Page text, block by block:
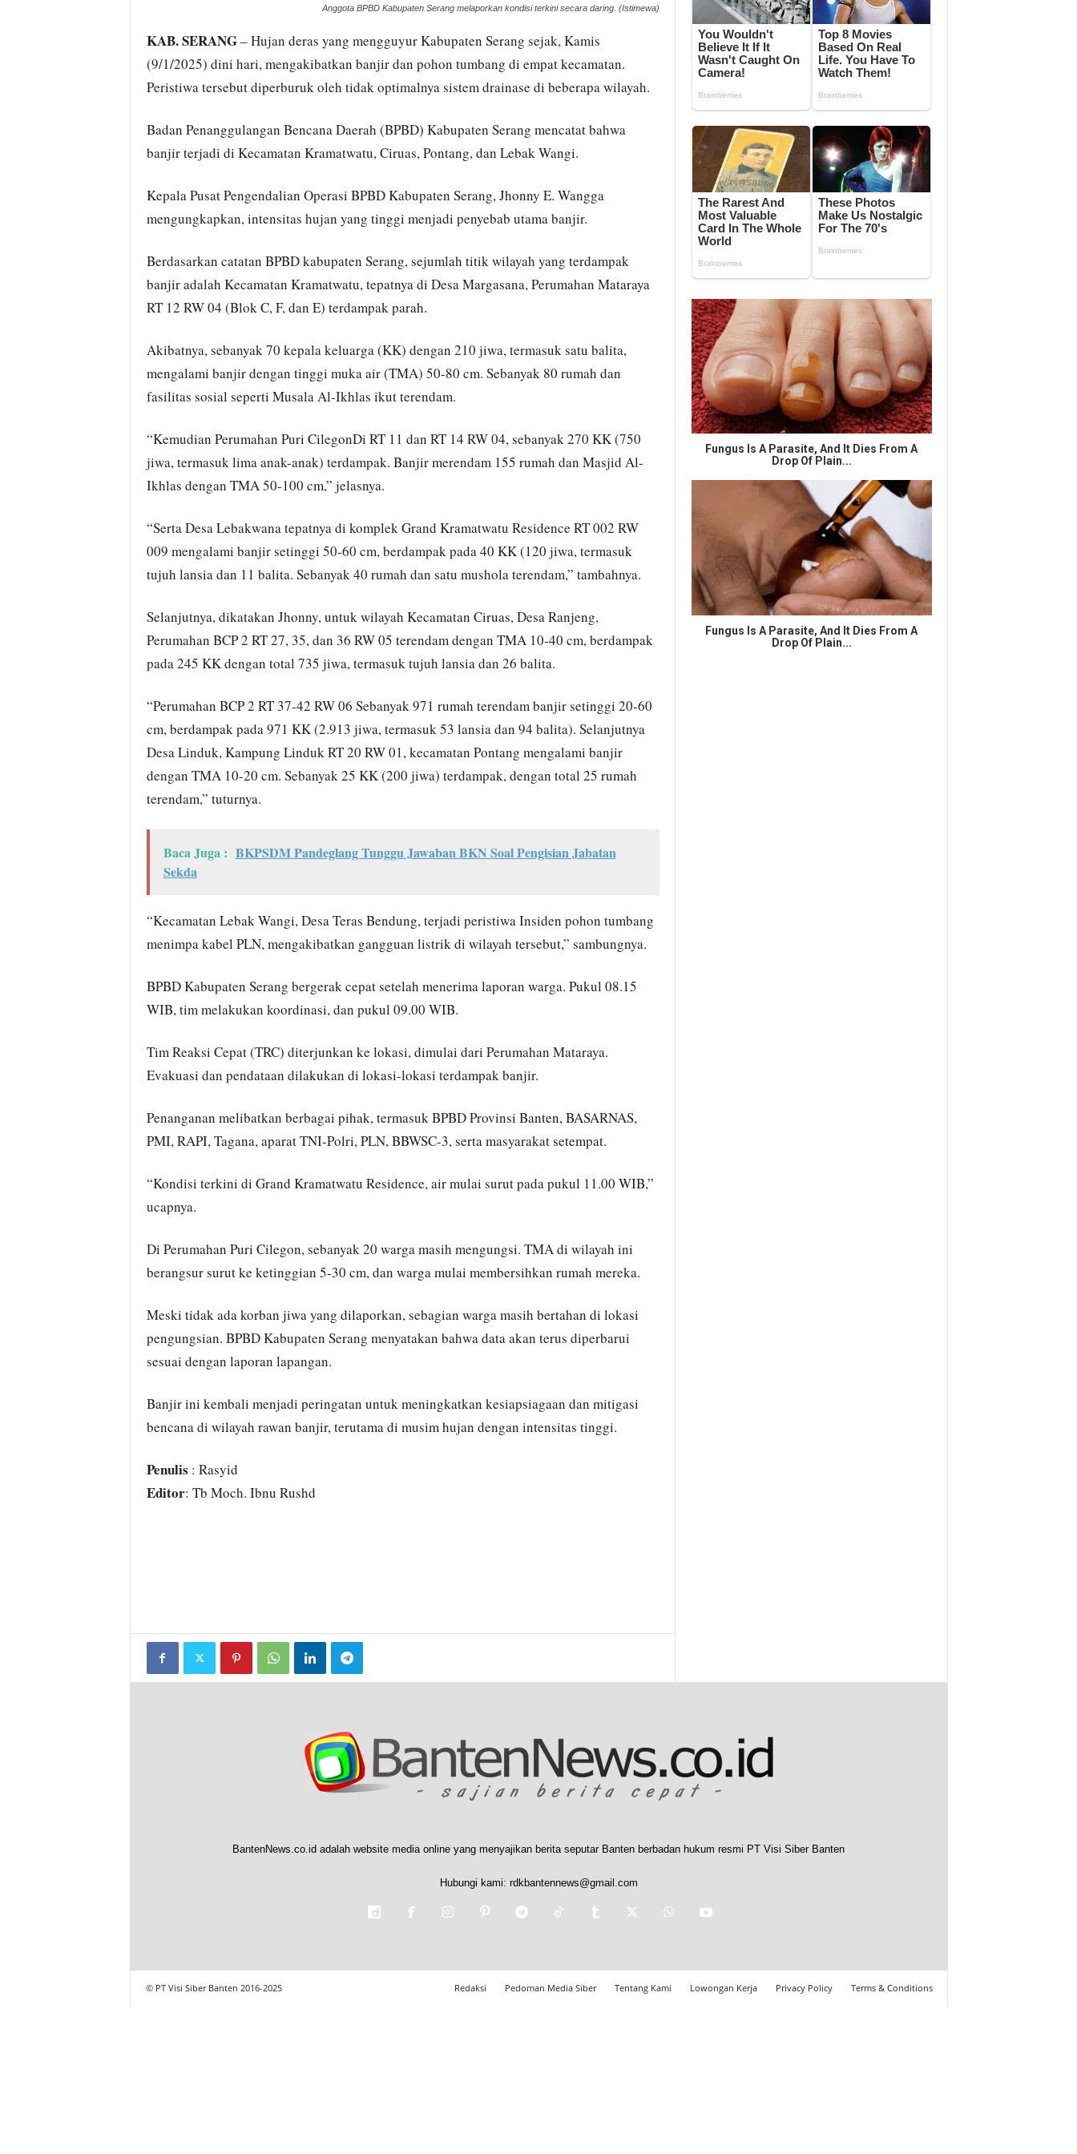
Anggota BPBD Kabupaten Serang melaporkan kondisi terkini secara daring. (Istimewa)
KAB. SERANG– Hujan deras yang mengguyur Kabupaten Serang sejak, Kamis
(9/1/2025) dini hari, mengakibatkan banjir dan pohon tumbang di empat kecamatan.
Peristiwa tersebut diperburuk oleh tidak optimalnya sistem drainase di beberapa wilayah.
Badan Penanggulangan Bencana Daerah (BPBD) Kabupaten Serang mencatat bahwa
banjir terjadi di Kecamatan Kramatwatu, Ciruas, Pontang, dan Lebak Wangi.
Kepala Pusat Pengendalian Operasi BPBD Kabupaten Serang, Jhonny E. Wangga
mengungkapkan, intensitas hujan yang tinggi menjadi penyebab utama banjir.
Berdasarkan catatan BPBD kabupaten Serang, sejumlah titik wilayah yang terdampak
banjir adalah Kecamatan Kramatwatu, tepatnya di Desa Margasana, Perumahan Mataraya
RT 12 RW 04 (Blok C, F, dan E) terdampak parah.
Akibatnya, sebanyak 70 kepala keluarga (KK) dengan 210 jiwa, termasuk satu balita,
mengalami banjir dengan tinggi muka air (TMA) 50-80 cm. Sebanyak 80 rumah dan
fasilitas sosial seperti Musala Al-Ikhlas ikut terendam.
“Kemudian Perumahan Puri CilegonDi RT 11 dan RT 14 RW 04, sebanyak 270 KK (750
jiwa, termasuk lima anak-anak) terdampak. Banjir merendam 155 rumah dan Masjid Al-
Ikhlas dengan TMA 50-100 cm,” jelasnya.
“Serta Desa Lebakwana tepatnya di komplek Grand Kramatwatu Residence RT 002 RW
009 mengalami banjir setinggi 50-60 cm, berdampak pada 40 KK (120 jiwa, termasuk
tujuh lansia dan 11 balita. Sebanyak 40 rumah dan satu mushola terendam,” tambahnya.
Selanjutnya, dikatakan Jhonny, untuk wilayah Kecamatan Ciruas, Desa Ranjeng,
Perumahan BCP 2 RT 27, 35, dan 36 RW 05 terendam dengan TMA 10-40 cm, berdampak
pada 245 KK dengan total 735 jiwa, termasuk tujuh lansia dan 26 balita.
“Perumahan BCP 2 RT 37-42 RW 06 Sebanyak 971 rumah terendam banjir setinggi 20-60
cm, berdampak pada 971 KK (2.913 jiwa, termasuk 53 lansia dan 94 balita). Selanjutnya
Desa Linduk, Kampung Linduk RT 20 RW 01, kecamatan Pontang mengalami banjir
dengan TMA 10-20 cm. Sebanyak 25 KK (200 jiwa) terdampak, dengan total 25 rumah
terendam,” tuturnya.
Baca Juga : BKPSDM Pandeglang Tunggu Jawaban BKN Soal Pengisian Jabatan
Sekda
“Kecamatan Lebak Wangi, Desa Teras Bendung, terjadi peristiwa Insiden pohon tumbang
menimpa kabel PLN, mengakibatkan gangguan listrik di wilayah tersebut,” sambungnya.
BPBD Kabupaten Serang bergerak cepat setelah menerima laporan warga. Pukul 08.15
WIB, tim melakukan koordinasi, dan pukul 09.00 WIB.
Tim Reaksi Cepat (TRC) diterjunkan ke lokasi, dimulai dari Perumahan Mataraya.
Evakuasi dan pendataan dilakukan di lokasi-lokasi terdampak banjir.
Penanganan melibatkan berbagai pihak, termasuk BPBD Provinsi Banten, BASARNAS,
PMI, RAPI, Tagana, aparat TNI-Polri, PLN, BBWSC-3, serta masyarakat setempat.
“Kondisi terkini di Grand Kramatwatu Residence, air mulai surut pada pukul 11.00 WIB,”
ucapnya.
Di Perumahan Puri Cilegon, sebanyak 20 warga masih mengungsi. TMA di wilayah ini
berangsur surut ke ketinggian 5-30 cm, dan warga mulai membersihkan rumah mereka.
Meski tidak ada korban jiwa yang dilaporkan, sebagian warga masih bertahan di lokasi
pengungsian. BPBD Kabupaten Serang menyatakan bahwa data akan terus diperbarui
sesuai dengan laporan lapangan.
Banjir ini kembali menjadi peringatan untuk meningkatkan kesiapsiagaan dan mitigasi
bencana di wilayah rawan banjir, terutama di musim hujan dengan intensitas tinggi.
Penulis : Rasyid
Editor: Tb Moch. Ibnu Rushd
Fungus Is A Parasite, And It Dies From A
Drop Of Plain...
Fungus Is A Parasite, And It Dies From A
Drop Of Plain...
BantenNews.co.id adalah website media online yang menyajikan berita seputar Banten berbadan hukum resmi PT Visi Siber Banten
Hubungi kami: rdkbantennews@gmail.com
Redaksi Pedoman Media Siber Tentang Kami Lowongan Kerja Privacy Policy Terms & Conditions
© PT Visi Siber Banten 2016-2025